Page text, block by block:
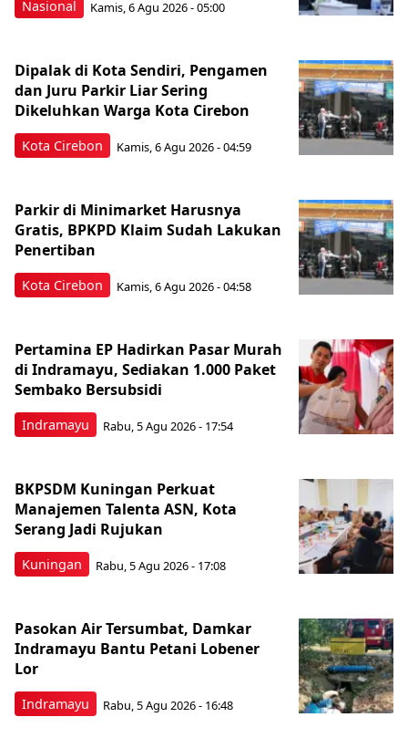
Nasional Kamis, 6 Agu 2026 - 05:00
Kota Cirebon
Dipalak di Kota Sendiri, Pengamen
dan Juru Parkir Liar Sering
Dikeluhkan Warga Kota Cirebon
Kamis, 6 Agu 2026 - 04:59
Kota Cirebon
Parkir di Minimarket Harusnya
Gratis, BPKPD Klaim Sudah Lakukan
Penertiban
Kamis, 6 Agu 2026 - 04:58
Indramayu
Pertamina EP Hadirkan Pasar Murah
di Indramayu, Sediakan 1.000 Paket
Sembako Bersubsidi
Rabu, 5 Agu 2026 - 17:54
Kuningan
BKPSDM Kuningan Perkuat
Manajemen Talenta ASN, Kota
Serang Jadi Rujukan
Rabu, 5 Agu 2026 - 17:08
Indramayu
Pasokan Air Tersumbat, Damkar
Indramayu Bantu Petani Lobener
Lor
Rabu, 5 Agu 2026 - 16:48